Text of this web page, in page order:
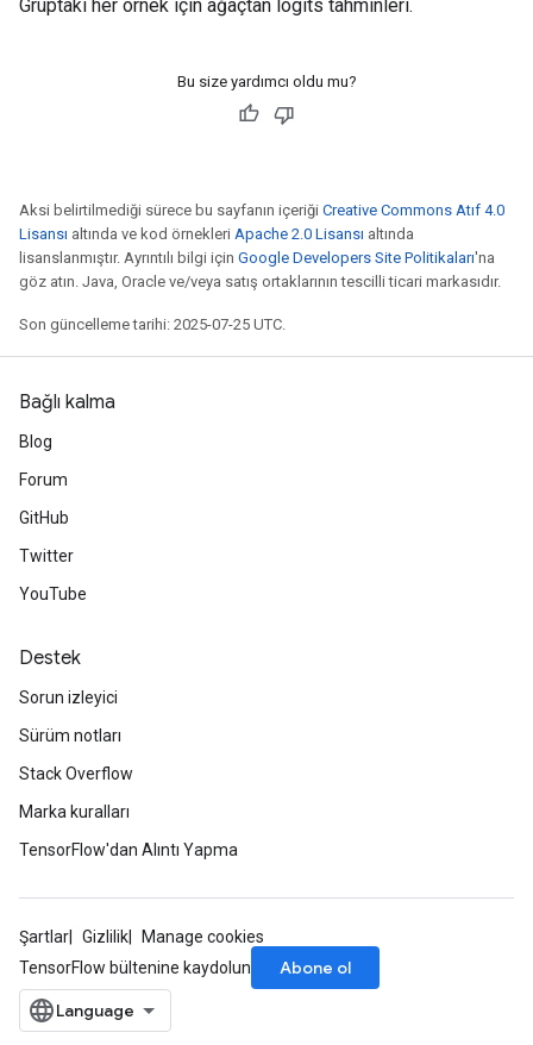
Gruptaki her örnek için ağaçtan logits tahminleri.
Bu size yardımcı oldu mu?
Aksi belirtilmediği sürece bu sayfanın içeriği Creative Commons Atıf 4.0
Lisansı altında ve kod örnekleri Apache 2.0 Lisansı altında
lisanslanmıştır. Ayrıntılı bilgi için Google Developers Site Politikaları'na
göz atın. Java, Oracle ve/veya satış ortaklarının tescilli ticari markasıdır.
Son güncelleme tarihi: 2025-07-25 UTC.
Bağlı kalma
Blog
Forum
GitHub
Twitter
YouTube
Destek
Sorun izleyici
Sürüm notları
Stack Overflow
Marka kuralları
TensorFlow'dan Alıntı Yapma
Şartlar Gizlilik
Manage cookies
TensorFlow bültenine kaydolun
Abone ol